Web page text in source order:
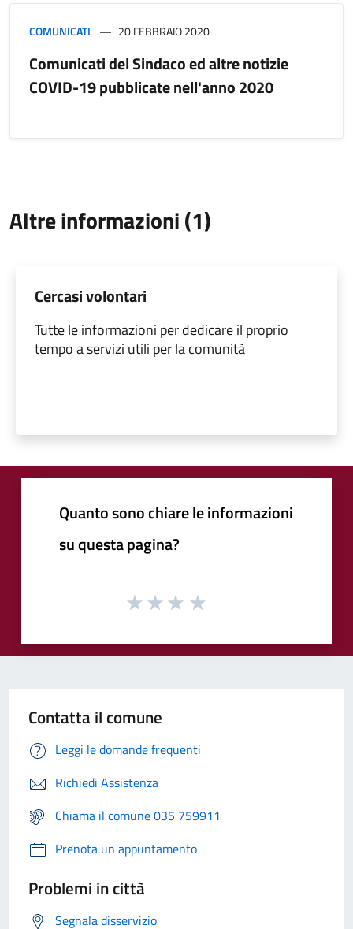
COMUNICATI 20 FEBBRAIO 2020
Comunicati del Sindaco ed altre notizie
COVID-19 pubblicate nell'anno 2020
Altre informazioni (1)
Cercasi volontari
Tutte le informazioni per dedicare il proprio
tempo a servizi utili per la comunità
Quanto sono chiare le informazioni
su questa pagina?
Contatta il comune
Leggi le domande frequenti
Richiedi Assistenza
Chiama il comune 035 759911
Prenota un appuntamento
Problemi in città
Segnala disservizio